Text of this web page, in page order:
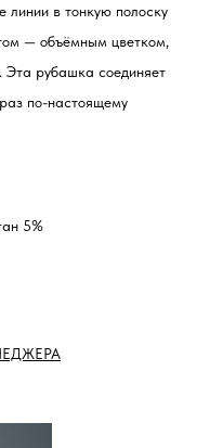
линии в тонкую полоску
— объёмным цветком,
рубашка соединяет
по-настоящему
5%